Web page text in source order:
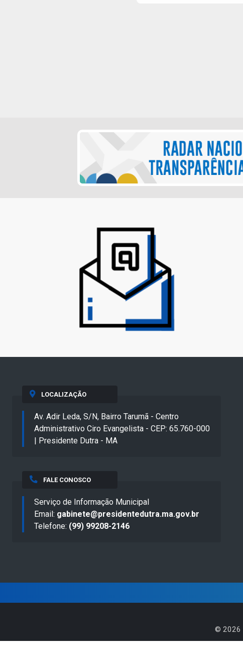
LOCALIZAÇÃO
Av. Adir Leda, S/N, Bairro Tarumã - Centro
Administrativo Ciro Evangelista - CEP: 65.760-000
| Presidente Dutra - MA
FALE CONOSCO
Serviço de Informação Municipal
Email: gabinete@presidentedutra.ma.gov.br
Telefone: (99) 99208-2146
© 2026